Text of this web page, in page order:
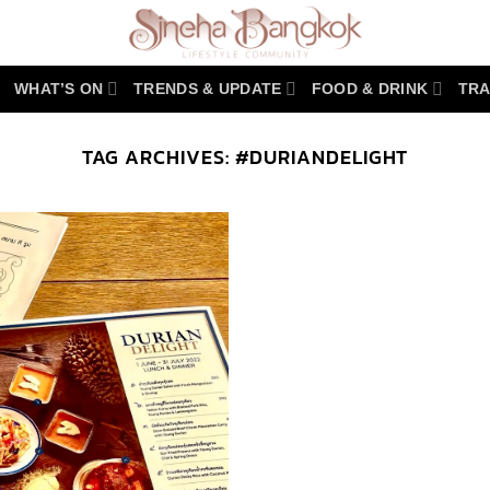
WHAT’S ON TRENDS & UPDATE FOOD & DRINK
TAG ARCHIVES: #DURIANDELIGHT